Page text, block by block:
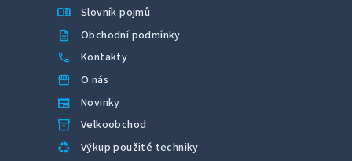
menu_book Slovník pojmů
description Obchodní podmínky
call Kontakty
storefront O nás
newspaper Novinky
inventory_2 Velkoobchod
recycling Výkup použité techniky